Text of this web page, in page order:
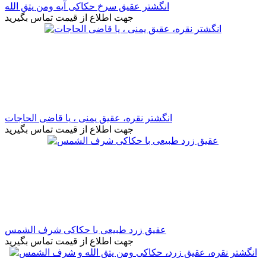
انگشتر عقیق سرخ حکاکی آیه ومن یتق الله
جهت اطلاع از قیمت تماس بگیرید
انگشتر نقره، عقیق یمنی ، یا قاضی الحاجات
جهت اطلاع از قیمت تماس بگیرید
عقیق زرد طبیعی با حکاکی شرف الشمس
جهت اطلاع از قیمت تماس بگیرید